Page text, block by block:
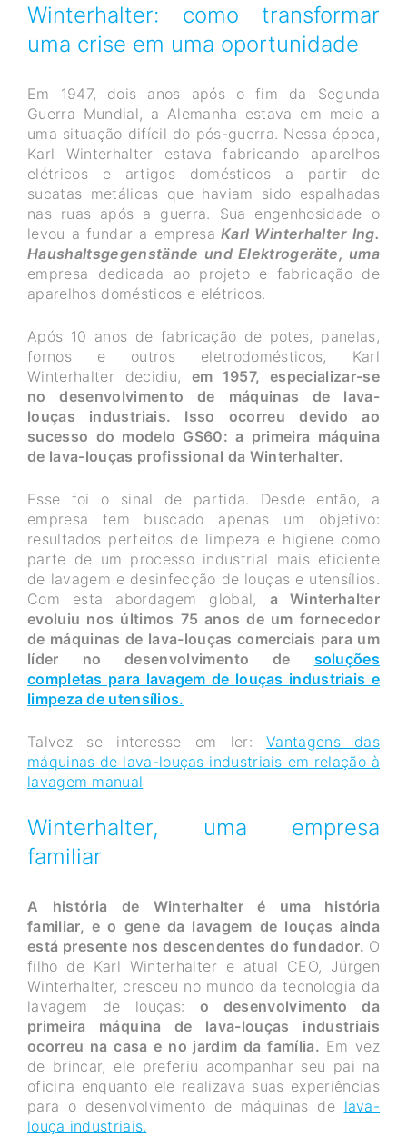
Winterhalter: como transformar
uma crise em uma oportunidade
Em 1947, dois anos após o fim da Segunda
Guerra Mundial, a Alemanha estava em meio a
uma situação difícil do pós-guerra. Nessa época,
Karl Winterhalter estava fabricando aparelhos
elétricos e artigos domésticos a partir de
sucatas metálicas que haviam sido espalhadas
nas ruas após a guerra. Sua engenhosidade o
levou a fundar a empresa Karl Winterhalter Ing.
Haushaltsgegenstände und Elektrogeräte, uma
empresa dedicada ao projeto e fabricação de
aparelhos domésticos e elétricos.
Após 10 anos de fabricação de potes, panelas,
fornos e outros eletrodomésticos, Karl
Winterhalter decidiu, em 1957, especializar-se
no desenvolvimento de máquinas de lava-
louças industriais. Isso ocorreu devido ao
sucesso do modelo GS60: a primeira máquina
de lava-louças profissional da Winterhalter.
Esse foi o sinal de partida. Desde então, a
empresa tem buscado apenas um objetivo:
resultados perfeitos de limpeza e higiene como
parte de um processo industrial mais eficiente
de lavagem e desinfecção de louças e utensílios.
Com esta abordagem global, a Winterhalter
evoluiu nos últimos 75 anos de um fornecedor
de máquinas de lava-louças comerciais para um
líder no desenvolvimento de soluções
completas para lavagem de louças industriais e
limpeza de utensílios.
Talvez se interesse em ler:Vantagens das
máquinas de lava-louças industriais em relação à
lavagem manual
Winterhalter, uma empresa
familiar
A história de Winterhalter é uma história
familiar, e o gene da lavagem de louças ainda
está presente nos descendentes do fundador. O
filho de Karl Winterhalter e atual CEO, Jürgen
Winterhalter, cresceu no mundo da tecnologia da
lavagem de louças: o desenvolvimento da
primeira máquina de lava-louças industriais
ocorreu na casa e no jardim da família. Em vez
de brincar, ele preferiu acompanhar seu pai na
oficina enquanto ele realizava suas experiências
para o desenvolvimento de máquinas de lava-
louça industriais.